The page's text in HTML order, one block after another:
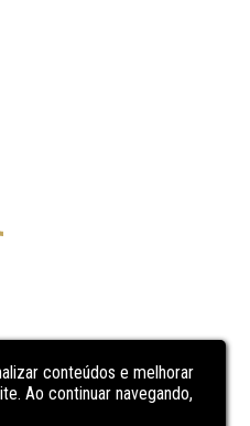
conteúdos e melhorar
Ao continuar navegando,